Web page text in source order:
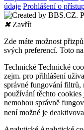
údaje Prohlášení o
✖Zavřít
Zde máte možnost
svých preferencí. Toto
Technické Technické
zejm. pro přihlášení
správné fungování filtrů,
používání těchto
nemohou správně
není možné je